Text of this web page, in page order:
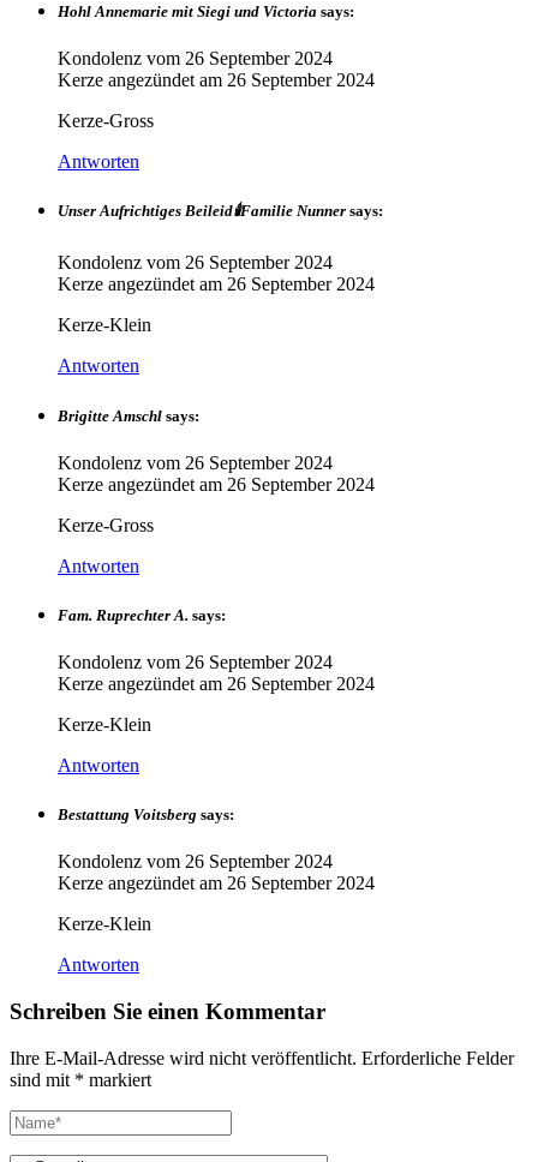
Hohl Annemarie mit Siegi und Victoria says:
Kondolenz vom 26 September 2024
Kerze angezündet am 26 September 2024
Kerze-Gross
Antworten
Unser Aufrichtiges Beileid🕯Familie Nunner says:
Kondolenz vom 26 September 2024
Kerze angezündet am 26 September 2024
Kerze-Klein
Antworten
Brigitte Amschl says:
Kondolenz vom 26 September 2024
Kerze angezündet am 26 September 2024
Kerze-Gross
Antworten
Fam. Ruprechter A. says:
Kondolenz vom 26 September 2024
Kerze angezündet am 26 September 2024
Kerze-Klein
Antworten
Bestattung Voitsberg says:
Kondolenz vom 26 September 2024
Kerze angezündet am 26 September 2024
Kerze-Klein
Antworten
Schreiben Sie einen Kommentar
Ihre E-Mail-Adresse wird nicht veröffentlicht. Erforderliche Felder
sind mit * markiert